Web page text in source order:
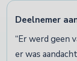
Deelnemer
Er werd geen
er was